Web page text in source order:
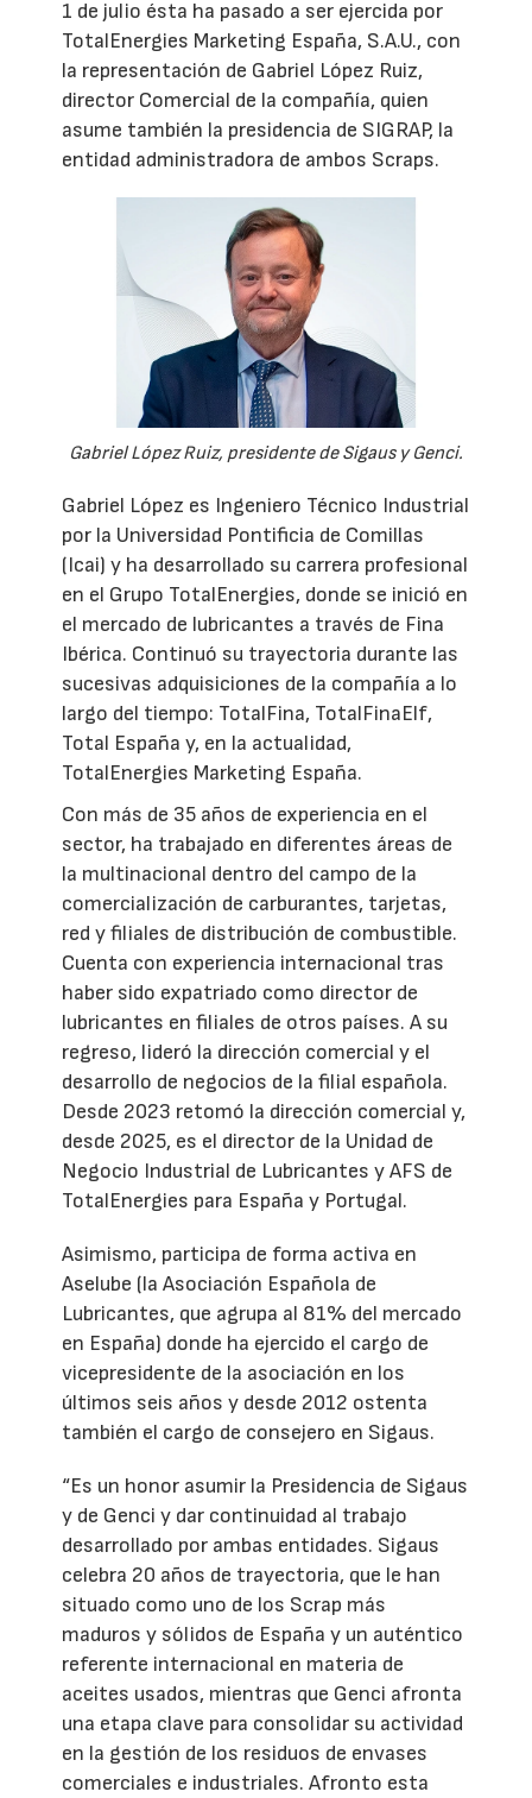
1 de julio ésta ha pasado a ser ejercida por
TotalEnergies Marketing España, S.A.U., con
la representación de Gabriel López Ruiz,
director Comercial de la compañía, quien
asume también la presidencia de SIGRAP, la
entidad administradora de ambos Scraps.
Gabriel López Ruiz, presidente de Sigaus y Genci.
Gabriel López es Ingeniero Técnico Industrial
por la Universidad Pontificia de Comillas
(Icai) y ha desarrollado su carrera profesional
en el Grupo TotalEnergies, donde se inició en
el mercado de lubricantes a través de Fina
Ibérica. Continuó su trayectoria durante las
sucesivas adquisiciones de la compañía a lo
largo del tiempo: TotalFina, TotalFinaElf,
Total España y, en la actualidad,
TotalEnergies Marketing España.
Con más de 35 años de experiencia en el
sector, ha trabajado en diferentes áreas de
la multinacional dentro del campo de la
comercialización de carburantes, tarjetas,
red y filiales de distribución de combustible.
Cuenta con experiencia internacional tras
haber sido expatriado como director de
lubricantes en filiales de otros países. A su
regreso, lideró la dirección comercial y el
desarrollo de negocios de la filial española.
Desde 2023 retomó la dirección comercial y,
desde 2025, es el director de la Unidad de
Negocio Industrial de Lubricantes y AFS de
TotalEnergies para España y Portugal.
Asimismo, participa de forma activa en
Aselube (la Asociación Española de
Lubricantes, que agrupa al 81% del mercado
en España) donde ha ejercido el cargo de
vicepresidente de la asociación en los
últimos seis años y desde 2012 ostenta
también el cargo de consejero en Sigaus.
“Es un honor asumir la Presidencia de Sigaus
y de Genci y dar continuidad al trabajo
desarrollado por ambas entidades. Sigaus
celebra 20 años de trayectoria, que le han
situado como uno de los Scrap más
maduros y sólidos de España y un auténtico
referente internacional en materia de
aceites usados, mientras que Genci afronta
una etapa clave para consolidar su actividad
en la gestión de los residuos de envases
comerciales e industriales. Afronto esta